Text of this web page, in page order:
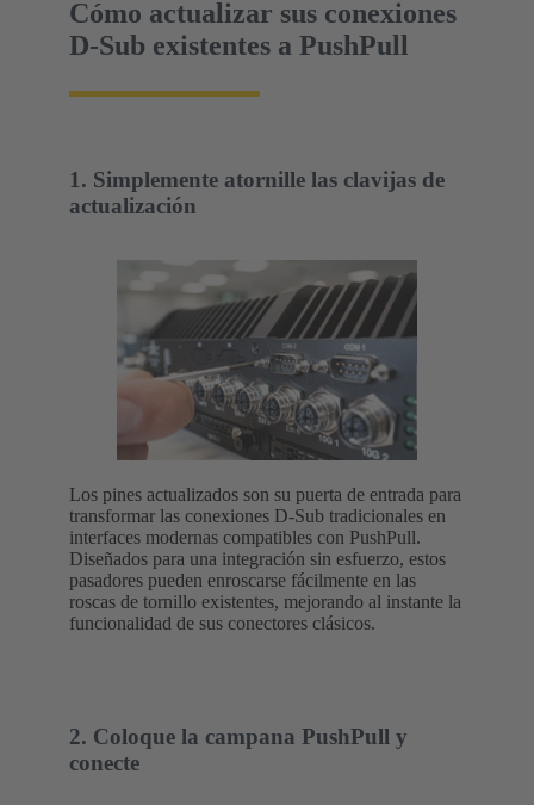
Cómo actualizar sus conexiones
D-Sub existentes a PushPull
1. Simplemente atornille las clavijas de
actualización
Los pines actualizados son su puerta de entrada para
transformar las conexiones D-Sub tradicionales en
interfaces modernas compatibles con PushPull.
Diseñados para una integración sin esfuerzo, estos
pasadores pueden enroscarse fácilmente en las
roscas de tornillo existentes, mejorando al instante la
funcionalidad de sus conectores clásicos.
2. Coloque la campana PushPull y
conecte